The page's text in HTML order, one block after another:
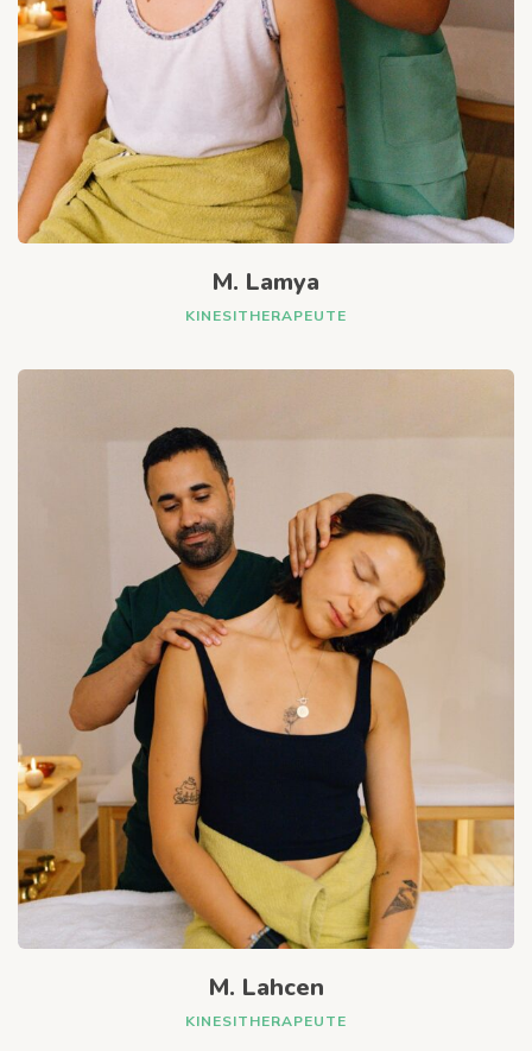
M. Lamya
KINESITHERAPEUTE
M. Lahcen
KINESITHERAPEUTE